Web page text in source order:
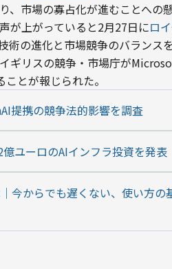
市場の寡占化が進むことへの
が上がっていると2月27日にロ
の進化と市場競争のバランス
ギリスの競争・市場庁が
とが報じられた。
提携の競争法的影響を調査
ユーロのAIインフラ投資を発表
今からでも遅くない、使い方の